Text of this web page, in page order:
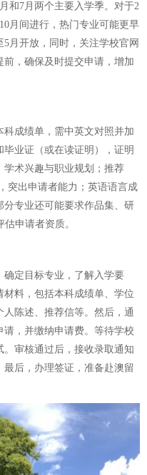
和7月两个主要入学季。对于2
月间进行，热门专业可能更早
月开放，同时，关注学校官网
，确保及时提交申请，增加
成绩单，需中英文对照并加
业证（或在读证明），证明
术兴趣与职业规划；推荐
突出申请者能力；英语语言成
专业还可能要求作品集、研
申请者资质。
确定目标专业，了解入学要
料，包括本科成绩单、学位
陈述、推荐信等。然后，通
，并缴纳申请费。等待学校
审核通过后，接收录取通知
后，办理签证，准备赴澳留